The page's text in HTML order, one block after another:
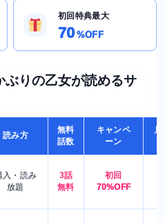
初回特典最大
70%OFF
ぶりの乙女が読めるサ
読み方
無料
話数
キャンペ
ーン
月
入・読み
放題
3話
無料
初回
70%OFF